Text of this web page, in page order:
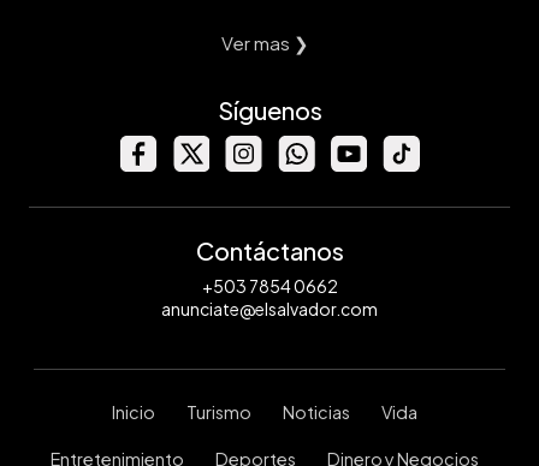
Ver mas ❯
Síguenos
Contáctanos
+503 7854 0662
anunciate@elsalvador.com
Inicio Turismo Noticias Vida
Entretenimiento Deportes Dinero y Negocios